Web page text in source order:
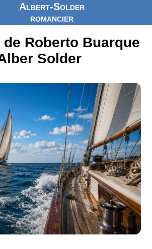
Albert-Solder
romancier
Roberto Buarque
Solder